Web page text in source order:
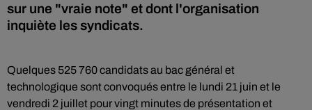
sur une "vraie note" et dont l'organisation
inquiète les syndicats.
Quelques 525 760 candidats au bac général et
technologique sont convoqués entre le lundi 21 juin et le
vendredi 2 juillet pour vingt minutes de présentation et